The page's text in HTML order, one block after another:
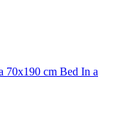
70x190 cm Bed In a